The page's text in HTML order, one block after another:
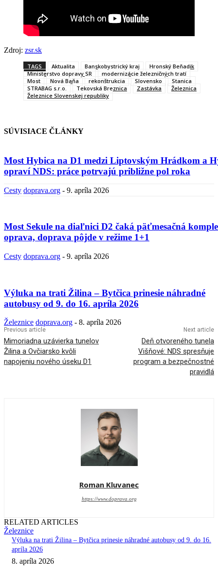
Zdroj: zsr.sk
TAGS Aktualita Banskobystrický kraj
Hronský Beňadik
Ministerstvo dopravy SR
modernizácie železničných tratí
Most
Nová Baňa rekonštrukcia Slovensko
Stanica
STRABAG s.r.o.
Tekovská Breznica Zastávka
Železnica
Železnice Slovenskej republiky
SÚVISIACE ČLÁNKY
Most Hybica na D1 medzi Liptovským Hrádkom a
opraví NDS: práce potrvajú približne pol roka
Cesty doprava.org - 9. apríla 2026
Most Sekule na diaľnici D2 čaká päťmesačná
oprava, doprava pôjde v režime 1+1
Cesty doprava.org - 9. apríla 2026
Výluka na trati Žilina – Bytčica prinesie náhradné
autobusy od 9. do 16. apríla 2026
Železnice doprava.org - 8. apríla 2026
Previous article
Mimoriadna uzávierka tunelov
Žilina a Ovčiarsko kvôli
napojeniu nového úseku D1
Next article
Deň otvoreného tunela
Višňové: NDS spresňuje
program a bezpečnostné
pravidlá
Roman Kluvanec
https://www.doprava.org
RELATED ARTICLES
Železnice
Výluka na trati Žilina – Bytčica prinesie náhradné autobusy od 9. do 16.
apríla 2026
8. apríla 2026